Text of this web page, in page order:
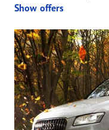
Show offers